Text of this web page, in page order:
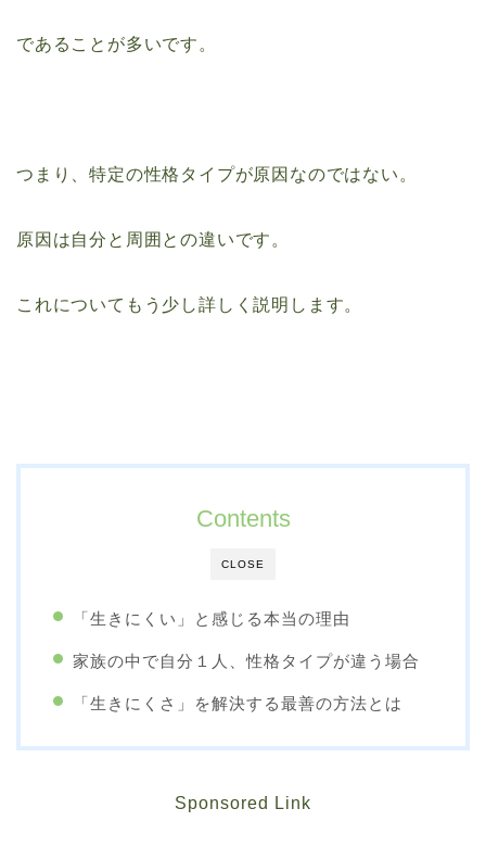
であることが多いです。
つまり、特定の性格タイプが原因なのではない。
原因は自分と周囲との違いです。
これについてもう少し詳しく説明します。
CLOSE
Contents
「生きにくい」と感じる本当の理由
家族の中で自分１人、性格タイプが違う場合
「生きにくさ」を解決する最善の方法とは
Sponsored Link